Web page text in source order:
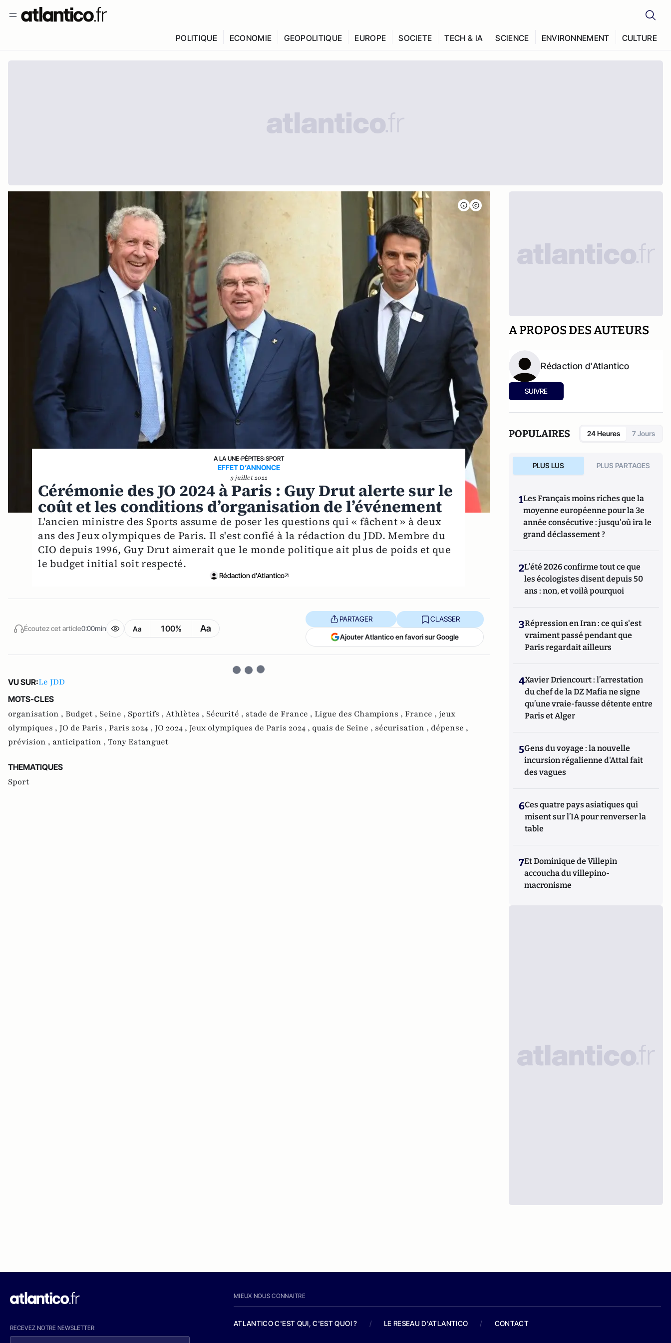
POLITIQUE ECONOMIE GEOPOLITIQUE EUROPE SOCIETE TECH & IA SCIENCE ENVIRONNEMENT CULTURE
A LA UNE›PÉPITES›SPORT
EFFET D’ANNONCE
3 juillet 2022
Cérémonie des JO 2024 à Paris : Guy Drut alerte sur le
coût et les conditions d’organisation de l’événement
L'ancien ministre des Sports assume de poser les questions qui « fâchent » à deux
ans des Jeux olympiques de Paris. Il s'est confié à la rédaction du JDD. Membre du
CIO depuis 1996, Guy Drut aimerait que le monde politique ait plus de poids et que
le budget initial soit respecté.
Rédaction d'Atlantico
Écoutez cet article0:00min Aa 100% Aa
PARTAGER CLASSER
Ajouter Atlantico en favori sur Google
VU SUR:Le JDD
MOTS-CLES
organisation , Budget , Seine , Sportifs , Athlètes , Sécurité , stade de France , Ligue des Champions , France , jeux
olympiques , JO de Paris , Paris 2024 , JO 2024 , Jeux olympiques de Paris 2024 , quais de Seine , sécurisation , dépense ,
prévision , anticipation , Tony Estanguet
THEMATIQUES
Sport
A PROPOS DES AUTEURS
Rédaction d'Atlantico
SUIVRE
POPULAIRES 24 Heures 7 Jours
PLUS LUS PLUS PARTAGES
1Les Français moins riches que la
moyenne européenne pour la 3e
année consécutive : jusqu'où ira le
grand déclassement ?
2L’été 2026 confirme tout ce que
les écologistes disent depuis 50
ans : non, et voilà pourquoi
3Répression en Iran : ce qui s'est
vraiment passé pendant que
Paris regardait ailleurs
4Xavier Driencourt : l’arrestation
du chef de la DZ Mafia ne signe
qu’une vraie-fausse détente entre
Paris et Alger
5Gens du voyage : la nouvelle
incursion régalienne d'Attal fait
des vagues
6Ces quatre pays asiatiques qui
misent sur l’IA pour renverser la
table
7Et Dominique de Villepin
accoucha du villepino-
macronisme
RECEVEZ NOTRE NEWSLETTER
MIEUX NOUS CONNAITRE
ATLANTICO C'EST QUI, C'EST QUOI ? / LE RESEAU D'ATLANTICO / CONTACT